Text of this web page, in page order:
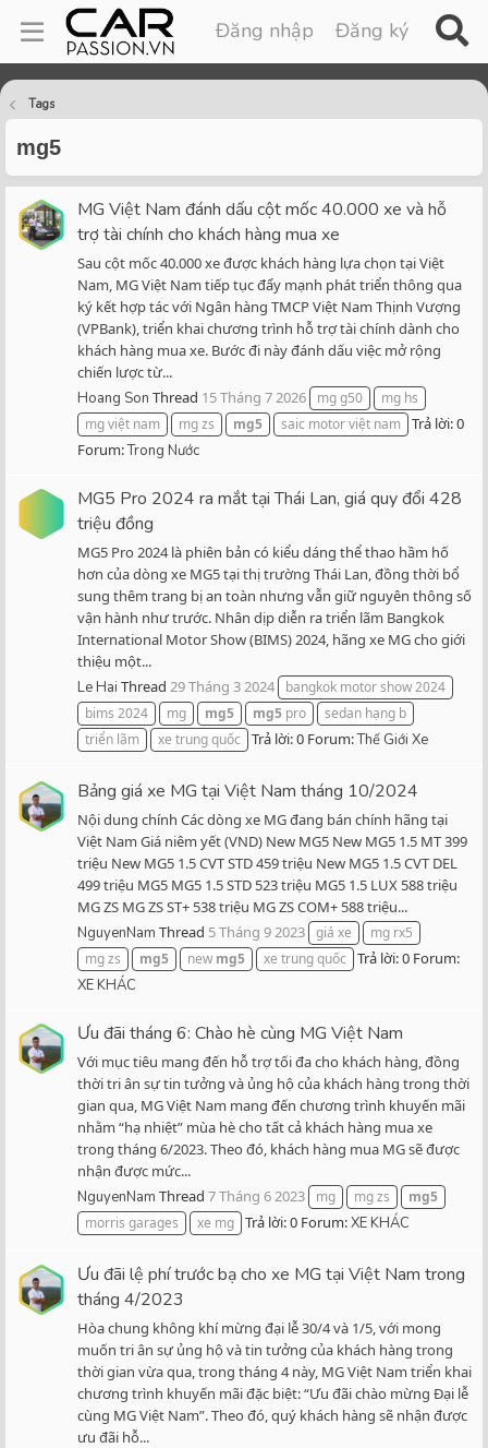
Đăng nhập Đăng ký
Tags
mg5
MG Việt Nam đánh dấu cột mốc 40.000 xe và hỗ
trợ tài chính cho khách hàng mua xe
Sau cột mốc 40.000 xe được khách hàng lựa chọn tại Việt
Nam, MG Việt Nam tiếp tục đẩy mạnh phát triển thông qua
ký kết hợp tác với Ngân hàng TMCP Việt Nam Thịnh Vượng
(VPBank), triển khai chương trình hỗ trợ tài chính dành cho
khách hàng mua xe. Bước đi này đánh dấu việc mở rộng
chiến lược từ...
Hoang Son Thread 15 Tháng 7 2026 mg g50
mg hs
mg việt nam
mg zs mg5 saic motor việt nam Trả lời: 0
Forum:Trong Nước
MG5 Pro 2024 ra mắt tại Thái Lan, giá quy đổi 428
triệu đồng
MG5 Pro 2024 là phiên bản có kiểu dáng thể thao hầm hố
hơn của dòng xe MG5 tại thị trường Thái Lan, đồng thời bổ
sung thêm trang bị an toàn nhưng vẫn giữ nguyên thông số
vận hành như trước. Nhân dịp diễn ra triển lãm Bangkok
International Motor Show (BIMS) 2024, hãng xe MG cho giới
thiệu một...
Le Hai Thread 29 Tháng 3 2024
bangkok motor show 2024
bims 2024
mg mg5 mg5 pro
sedan hạng b
triển lãm
xe trung quốc Trả lời: 0 Forum:Thế Giới Xe
Bảng giá xe MG tại Việt Nam tháng 10/2024
Nội dung chính Các dòng xe MG đang bán chính hãng tại
Việt Nam Giá niêm yết (VND) New MG5 New MG5 1.5 MT 399
triệu New MG5 1.5 CVT STD 459 triệu New MG5 1.5 CVT DEL
499 triệu MG5 MG5 1.5 STD 523 triệu MG5 1.5 LUX 588 triệu
MG ZS MG ZS ST+ 538 triệu MG ZS COM+ 588 triệu...
NguyenNam Thread 5 Tháng 9 2023 giá xe
mg rx5
mg zs
mg5 new mg5 xe trung quốc Trả lời: 0 Forum:
XE KHÁC
Ưu đãi tháng 6: Chào hè cùng MG Việt Nam
Với mục tiêu mang đến hỗ trợ tối đa cho khách hàng, đồng
thời tri ân sự tin tưởng và ủng hộ của khách hàng trong thời
gian qua, MG Việt Nam mang đến chương trình khuyến mãi
nhằm “hạ nhiệt” mùa hè cho tất cả khách hàng mua xe
trong tháng 6/2023. Theo đó, khách hàng mua MG sẽ được
nhận được mức...
NguyenNam Thread 7 Tháng 6 2023 mg mg zs
mg5
morris garages
xe mg Trả lời: 0 Forum:XE KHÁC
Ưu đãi lệ phí trước bạ cho xe MG tại Việt Nam trong
tháng 4/2023
Hòa chung không khí mừng đại lễ 30/4 và 1/5, với mong
muốn tri ân sự ủng hộ và tin tưởng của khách hàng trong
thời gian vừa qua, trong tháng 4 này, MG Việt Nam triển khai
chương trình khuyến mãi đặc biệt: “Ưu đãi chào mừng Đại lễ
cùng MG Việt Nam”. Theo đó, quý khách hàng sẽ nhận được
ưu đãi hỗ...